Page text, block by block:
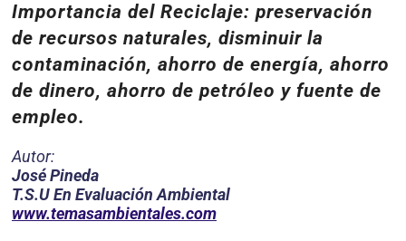
Importancia del Reciclaje: preservación
de recursos naturales, disminuir la
contaminación, ahorro de energía, ahorro
de dinero, ahorro de petróleo y fuente de
empleo.
Autor:
José Pineda
T.S.U En Evaluación Ambiental
www.temasambientales.com